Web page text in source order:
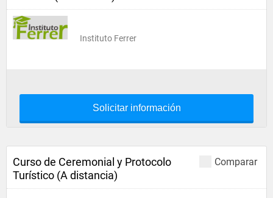
Instituto Ferrer
Solicitar información
Comparar
Curso de Ceremonial y Protocolo
Turístico (A distancia)